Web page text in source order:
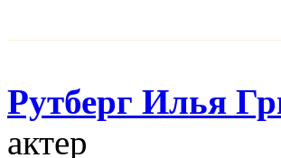
Рутберг Илья
актер